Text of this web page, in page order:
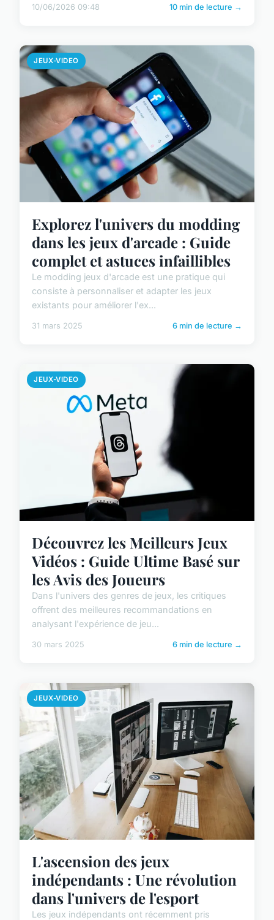
10/06/2026 09:48 10 min de lecture →
JEUX-VIDEO
Explorez l'univers du modding
dans les jeux d'arcade : Guide
complet et astuces infaillibles
Le modding jeux d'arcade est une pratique qui
consiste à personnaliser et adapter les jeux
existants pour améliorer l'ex...
31 mars 2025 6 min de lecture →
JEUX-VIDEO
Découvrez les Meilleurs Jeux
Vidéos : Guide Ultime Basé sur
les Avis des Joueurs
Dans l'univers des genres de jeux, les critiques
offrent des meilleures recommandations en
analysant l'expérience de jeu...
30 mars 2025 6 min de lecture →
JEUX-VIDEO
L'ascension des jeux
indépendants : Une révolution
dans l'univers de l'esport
Les jeux indépendants ont récemment pris